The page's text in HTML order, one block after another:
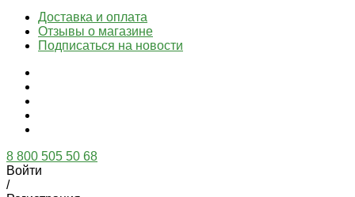
Доставка и оплата
Отзывы о магазине
Подписаться на новости
8 800 505 50 68
Войти
/